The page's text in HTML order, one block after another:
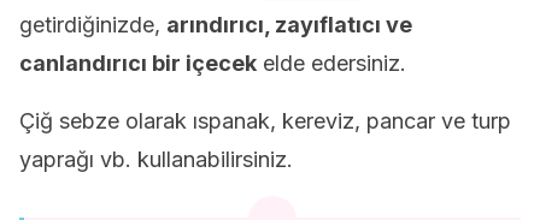
getirdiğinizde, arındırıcı, zayıflatıcı ve
canlandırıcı bir içecek elde edersiniz.
Çiğ sebze olarak ıspanak, kereviz, pancar ve turp
yaprağı vb. kullanabilirsiniz.